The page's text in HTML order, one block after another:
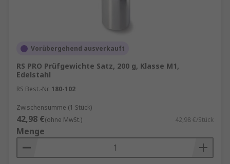
Vorübergehend ausverkauft
RS PRO Prüfgewichte Satz, 200 g, Klasse M1,
Edelstahl
RS Best.-Nr. 180-102
Zwischensumme (1 Stück)
42,98 €(ohne MwSt.) 42,98 €/Stück
Menge